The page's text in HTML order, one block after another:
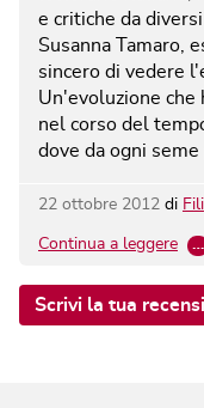
e critiche da
Susanna Tamaro,
sincero di vedere
Un'evoluzione
nel corso del
dove da ogni
22 ottobre 2012 di
Continua a leggere …
Scrivi la tua